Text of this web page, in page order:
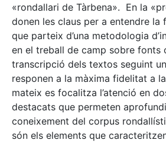
«rondallari de Tàrbena». En la
donen les claus per a entendre la
que parteix d’una metodologia
en el treball de camp sobre fonts
transcripció dels textos seguint
responen a la màxima fidelitat a
mateix es focalitza l’atenció en
destacats que permeten
coneixement del corpus
són els elements que